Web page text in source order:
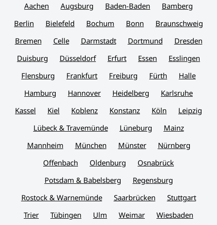
Aachen Augsburg Baden-Baden
Bamberg
Berlin
Bielefeld Bochum Bonn
Braunschweig
Bremen
Celle Darmstadt Dortmund
Dresden
Duisburg
Düsseldorf Erfurt Essen
Esslingen
Flensburg
Frankfurt Freiburg Fürth
Halle
Hamburg
Hannover Heidelberg
Karlsruhe
Kassel
Kiel Koblenz Konstanz Köln
Leipzig
Lübeck & Travemünde
Lüneburg
Mainz
Mannheim
München Münster
Nürnberg
Offenbach
Oldenburg
Osnabrück
Potsdam & Babelsberg
Regensburg
Rostock & Warnemünde
Saarbrücken
Stuttgart
Trier
Tübingen Ulm Weimar Wiesbaden